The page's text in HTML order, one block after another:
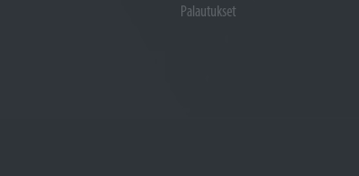
Palautukset